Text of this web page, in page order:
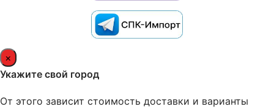
×
Укажите свой город
От этого зависит стоимость доставки и варианты